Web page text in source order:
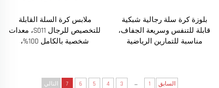
بلوزة كرة سلة رجالية شبكية
قابلة للتنفس وسريعة الجفاف،
مناسبة للتمارين الرياضية
ملابس كرة السلة القابلة
للتخصيص للرجال S011، معدات
شخصية بالكامل 100%،
السابق 1
...
3
4
5
6
7 التالي